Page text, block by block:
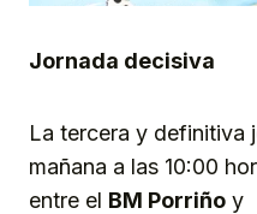
Jornada decisiva
La tercera y definitiva
mañana a las 10:00
entre el BM Porriño y